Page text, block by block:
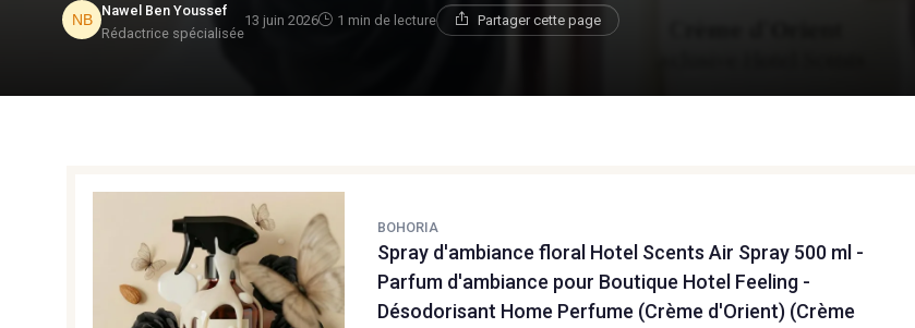
Nawel Ben Youssef
Rédactrice spécialisée
13 juin 2026 1 min de lecture Partager cette page
BOHORIA
Spray d'ambiance floral Hotel Scents Air Spray 500 ml -
Parfum d'ambiance pour Boutique Hotel Feeling -
Désodorisant Home Perfume (Crème d'Orient) (Crème